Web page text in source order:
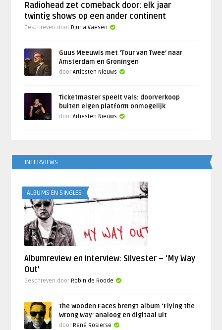
Radiohead zet comeback door: elk jaar
twintig shows op een ander continent
Geschreven door Djuna Vaesen
Guus Meeuwis met ‘Tour van Twee’ naar
Amsterdam en Groningen
doorArtiesten Nieuws
Ticketmaster speelt vals: doorverkoop
buiten eigen platform onmogelijk
doorArtiesten Nieuws
INTERVIEWS
ALBUMS EN SINGLES
Albumreview en interview: Silvester – ‘My Way
Out’
Geschreven door Robin de Roode
The Wooden Faces brengt album ‘Flying the
Wrong Way’ analoog en digitaal uit
door René Rosierse